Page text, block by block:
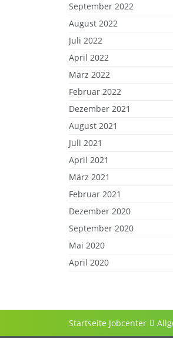
September 2022
August 2022
Juli 2022
April 2022
März 2022
Februar 2022
Dezember 2021
August 2021
Juli 2021
April 2021
März 2021
Februar 2021
Dezember 2020
September 2020
Mai 2020
April 2020
Startseite Jobcenter